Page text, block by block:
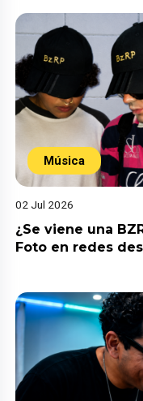
Música
02 Jul 2026
¿Se viene una
Foto en redes